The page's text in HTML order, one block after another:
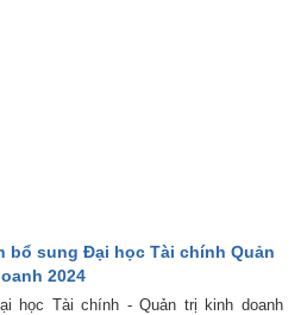
bổ sung Đại học Tài chính Quản
2024
học Tài chính - Quản trị kinh doanh